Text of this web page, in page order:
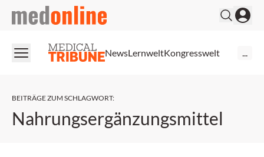
medonline
NewsLernweltKongresswelt
BEITRÄGE ZUM SCHLAGWORT:
Nahrungsergänzungsmittel